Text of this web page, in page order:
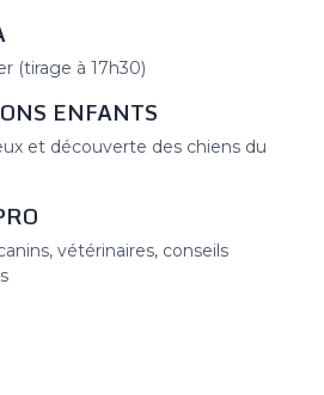
(tirage à 17h30)
ENFANTS
et découverte des chiens du
vétérinaires, conseils